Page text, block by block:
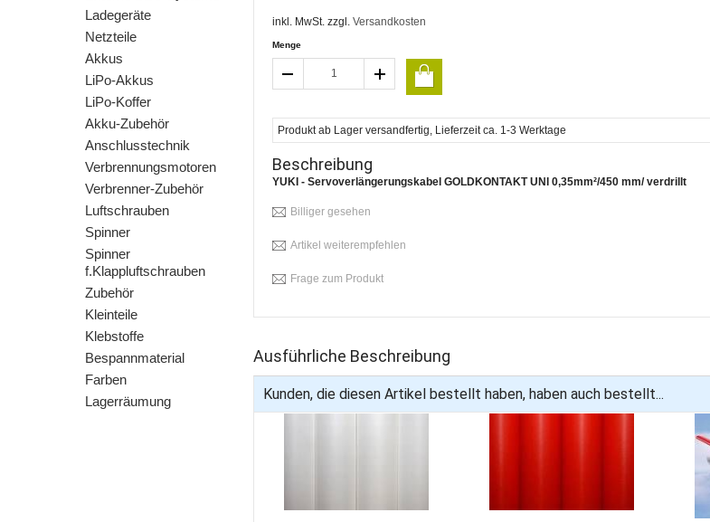
Ladegeräte
Netzteile
Akkus
LiPo-Akkus
LiPo-Koffer
Akku-Zubehör
Anschlusstechnik
Verbrennungsmotoren
Verbrenner-Zubehör
Luftschrauben
Spinner
Spinner
f.Klappluftschrauben
Zubehör
Kleinteile
Klebstoffe
Bespannmaterial
Farben
Lagerräumung
inkl. MwSt. zzgl. Versandkosten
Menge
Produkt ab Lager versandfertig, Lieferzeit ca. 1-3 Werktage
Beschreibung
YUKI - Servoverlängerungskabel GOLDKONTAKT UNI 0,35mm²/450 mm/ verdrillt
Billiger gesehen
Artikel weiterempfehlen
Frage zum Produkt
Ausführliche Beschreibung
Kunden, die diesen Artikel bestellt haben, haben auch bestellt...